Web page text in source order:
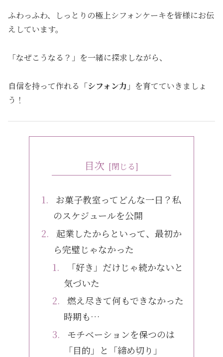
ふわっふわ、しっとりの極上シフォンケーキを皆様にお伝
えしています。
「なぜこうなる？」を一緒に探求しながら、
自信を持って作れる 「シフォン力」 を育てていきましょ
う！
目次
お菓子教室ってどんな一日？私
のスケジュールを公開
起業したからといって、最初か
ら完璧じゃなかった
「好き」だけじゃ続かないと
気づいた
燃え尽きて何もできなかった
時期も…
モチベーションを保つのは
「目的」と「締め切り」